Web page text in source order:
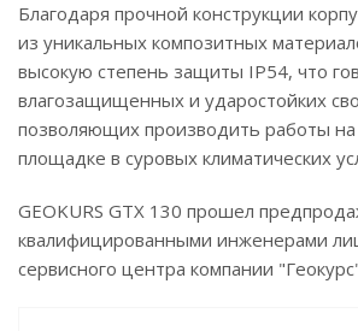
Благодаря прочной конструкции
из уникальных композитных
высокую степень защиты IP54, что
влагозащищенных и ударостойких
позволяющих производить работы
площадке в суровых климатических
GEOKURS GTX 130 прошел
квалифицированными инженерами
сервисного центра компании